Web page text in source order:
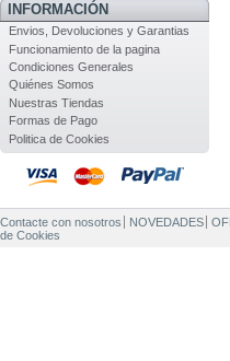
INFORMACIÓN
Envios, Devoluciones y Garantias
Funcionamiento de la pagina
Condiciones Generales
Quiénes Somos
Nuestras Tiendas
Formas de Pago
Politica de Cookies
Contacte con nosotros NOVEDADES
de Cookies